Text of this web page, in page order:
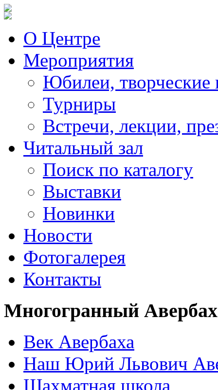
О Центре
Мероприятия
Юбилеи, творческие
Турниры
Встречи, лекции,
Читальный зал
Поиск по каталогу
Выставки
Новинки
Новости
Фотогалерея
Контакты
Многогранный Авербах
Век Авербаха
Наш Юрий Львович
Шахматная школа